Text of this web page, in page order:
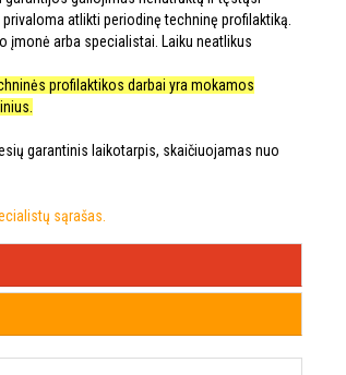
atlikti periodinę techninę profilaktiką.
įmonė arba specialistai. Laiku neatlikus
profilaktikos darbai yra mokamos
garantinis laikotarpis, skaičiuojamas nuo
sąrašas.